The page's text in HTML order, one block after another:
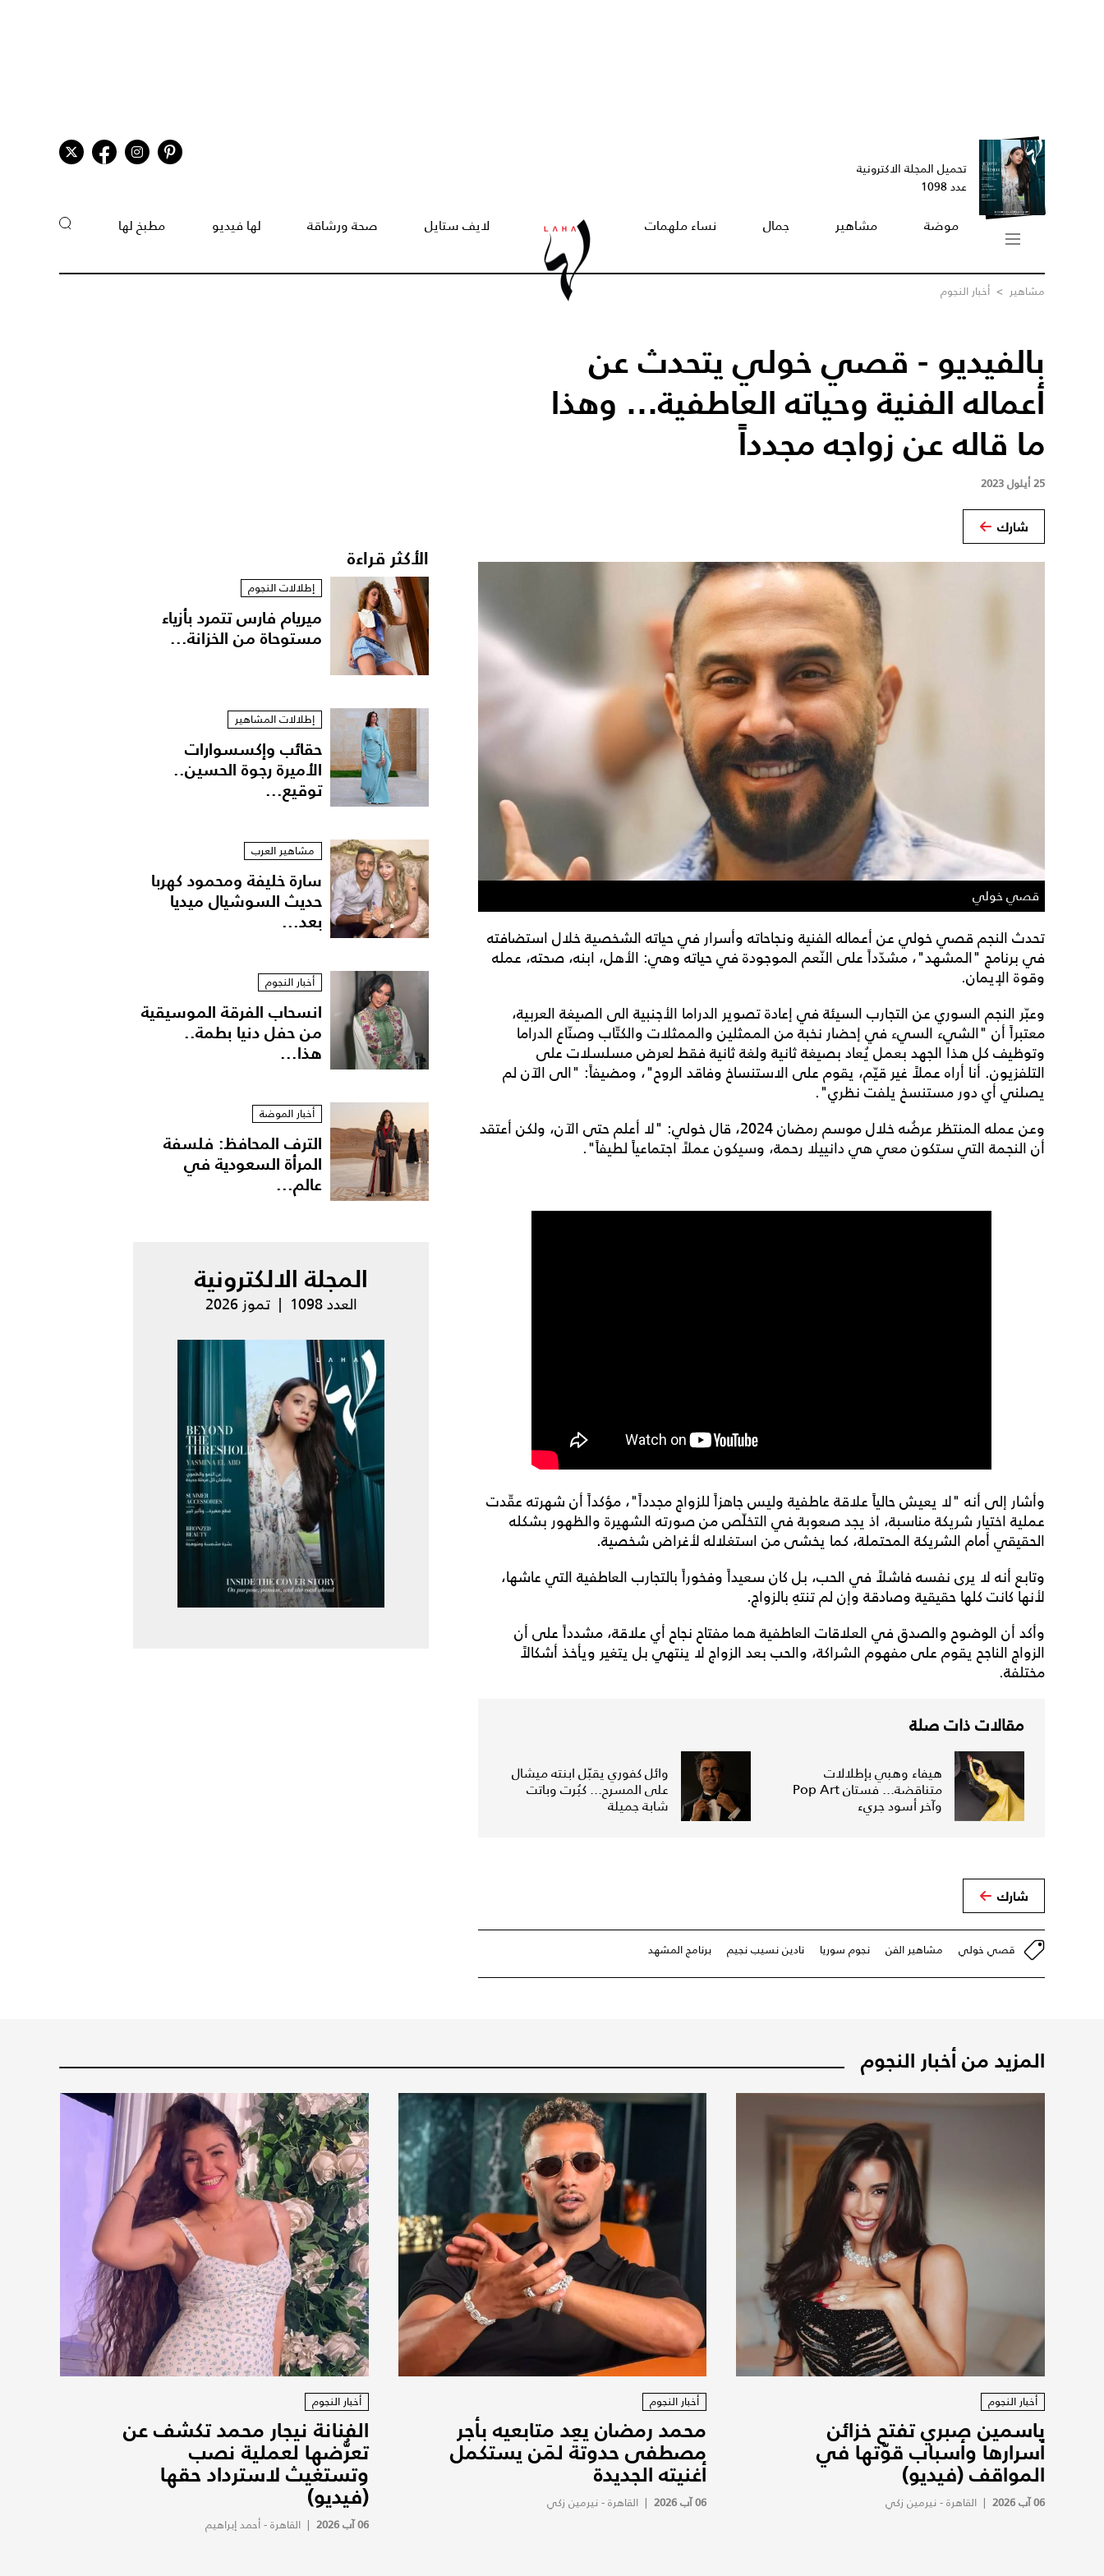
تحميل المجلة الاكترونية
عدد 1098
موضة مشاهير جمال نساء ملهمات لايف ستايل صحة ورشاقة لها فيديو مطبخ لها
مشاهير > أخبار النجوم
بالفيديو - قصي خولي يتحدث عن
أعماله الفنية وحياته العاطفية... وهذا
ما قاله عن زواجه مجدداً
25 أيلول 2023
شارك
قصي خولي
تحدث النجم قصي خولي عن أعماله الفنية ونجاحاته وأسرار في حياته الشخصية خلال استضافته
في برنامج "المشهد"، مشدّداً على النّعم الموجودة في حياته وهي: الأهل، ابنه، صحته، عمله
وقوة الإيمان.
وعبّر النجم السوري عن التجارب السيئة في إعادة تصوير الدراما الأجنبية الى الصيغة العربية،
معتبراً أن "الشيء السيء في إحضار نخبة من الممثلين والممثلات والكتّاب وصنّاع الدراما
وتوظيف كل هذا الجهد بعمل يُعاد بصيغة ثانية ولغة ثانية فقط لعرض مسلسلات على
التلفزيون. أنا أراه عملاً غير قيّم، يقوم على الاستنساخ وفاقد الروح"، ومضيفاً: "الى الآن لم
يصلني أي دور مستنسخ يلفت نظري".
وعن عمله المنتظر عرضُه خلال موسم رمضان 2024، قال خولي: "لا أعلم حتى الآن، ولكن أعتقد
أن النجمة التي ستكون معي هي دانييلا رحمة، وسيكون عملاً اجتماعياً لطيفاً".
وأشار إلى أنه "لا يعيش حالياً علاقة عاطفية وليس جاهزاً للزواج مجدداً"، مؤكداً أن شهرته عقّدت
عملية اختيار شريكة مناسبة، اذ يجد صعوبة في التخلّص من صورته الشهيرة والظهور بشكله
الحقيقي أمام الشريكة المحتملة، كما يخشى من استغلاله لأغراض شخصية.
وتابع أنه لا يرى نفسه فاشلاً في الحب، بل كان سعيداً وفخوراً بالتجارب العاطفية التي عاشها،
لأنها كانت كلها حقيقية وصادقة وإن لم تنتهِ بالزواج.
وأكد أن الوضوح والصدق في العلاقات العاطفية هما مفتاح نجاح أي علاقة، مشدداً على أن
الزواج الناجح يقوم على مفهوم الشراكة، والحب بعد الزواج لا ينتهي بل يتغير ويأخذ أشكالاً
مختلفة.
مقالات ذات صلة
هيفاء وهبي بإطلالات
متناقضة... فستان Pop Art
وآخر أسود جريء
وائل كفوري يقبّل ابنته ميشال
على المسرح... كبُرت وباتت
شابة جميلة
شارك
قصي خولي مشاهير الفن نجوم سوريا نادين نسيب نجيم برنامج المشهد
الأكثر قراءة
إطلالات النجوم
ميريام فارس تتمرد بأزياء
مستوحاة من الخزانة...
إطلالات المشاهير
حقائب وإكسسوارات
الأميرة رجوة الحسين..
توقيع...
مشاهير العرب
سارة خليفة ومحمود كهربا
حديث السوشيال ميديا
بعد...
أخبار النجوم
انسحاب الفرقة الموسيقية
من حفل دنيا بطمة..
هذا...
أخبار الموضة
الترف المحافظ: فلسفة
المرأة السعودية في
عالم...
المجلة الالكترونية
العدد 1098 | تموز 2026
المزيد من أخبار النجوم
أخبار النجوم
ياسمين صبري تفتح خزائن
أسرارها وأسباب قوّتها في
المواقف (فيديو)
06 آب 2026 | القاهرة - نيرمين زكي
أخبار النجوم
محمد رمضان يعِد متابعيه بأجر
مصطفى حدوتة لمَن يستكمل
أغنيته الجديدة
06 آب 2026 | القاهرة - نيرمين زكي
أخبار النجوم
الفنانة نيجار محمد تكشف عن
تعرُّضها لعملية نصب
وتستغيث لاسترداد حقها
(فيديو)
06 آب 2026 |القاهرة - أحمد إبراهيم